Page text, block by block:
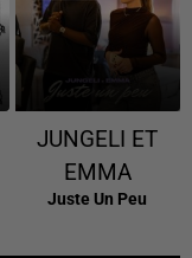
JUNGELI ET
EMMA
Juste Un Peu